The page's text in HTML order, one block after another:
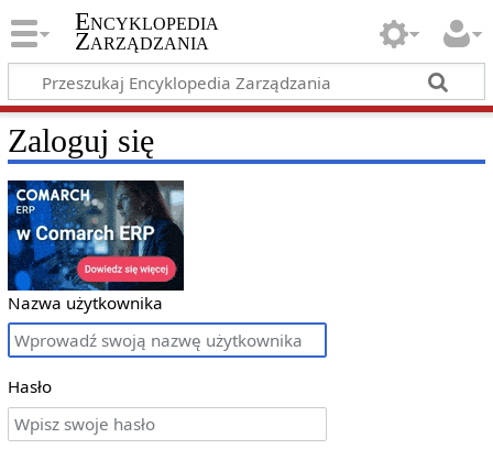
Encyklopedia
Zarządzania
Zaloguj się
Nazwa użytkownika
Hasło